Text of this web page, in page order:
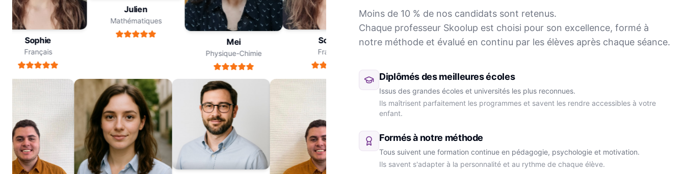
Sophie
Français
Julien
Mathématiques
Mei
Physique-Chimie
Sophie
Français
Julien
Mei Sophie
Moins de 10 % de nos candidats sont retenus.
Chaque professeur Skoolup est choisi pour son excellence, formé à
notre méthode et évalué en continu par les élèves après chaque séance.
Diplômés des meilleures écoles
Issus des grandes écoles et universités les plus reconnues.
Ils maîtrisent parfaitement les programmes et savent les rendre accessibles à votre
enfant.
Formés à notre méthode
Tous suivent une formation continue en pédagogie, psychologie et motivation.
Ils savent s'adapter à la personnalité et au rythme de chaque élève.